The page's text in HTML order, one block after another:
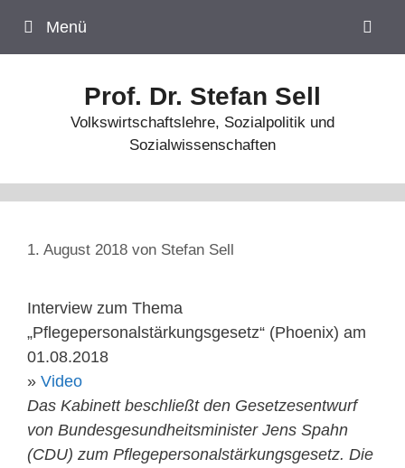
Inhalt
springen
Menü
Prof. Dr. Stefan Sell
Volkswirtschaftslehre, Sozialpolitik und
Sozialwissenschaften
1. August 2018 von Stefan Sell
Interview zum Thema
„Pflegepersonalstärkungsgesetz“ (Phoenix) am
01.08.2018
» Video
Das Kabinett beschließt den Gesetzesentwurf
von Bundesgesundheitsminister Jens Spahn
(CDU) zum Pflegepersonalstärkungsgesetz. Die